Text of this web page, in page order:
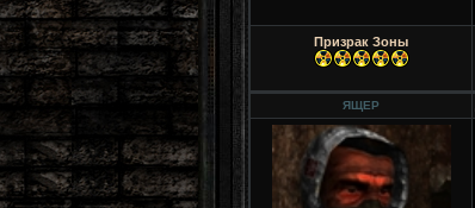
Призрак Зоны
ЯЩЕР